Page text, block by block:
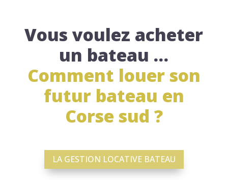
Vous voulez acheter
un bateau …
Comment louer son
futur bateau en
Corse sud ?
LA GESTION LOCATIVE BATEAU